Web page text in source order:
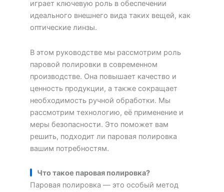
играет ключевую роль в обеспечении
идеального внешнего вида таких вещей, как
оптические линзы.
В этом руководстве мы рассмотрим роль
паровой полировки в современном
производстве. Она повышает качество и
ценность продукции, а также сокращает
необходимость ручной обработки. Мы
рассмотрим технологию, её применение и
меры безопасности. Это поможет вам
решить, подходит ли паровая полировка
вашим потребностям.
Что такое паровая полировка?
Паровая полировка — это особый метод